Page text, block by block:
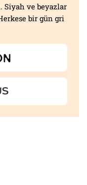
Siyah ve beyazlar
bir gün gri